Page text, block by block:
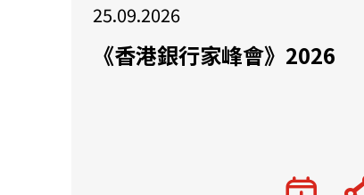
25.09.2026
《香港銀行家峰會》2026